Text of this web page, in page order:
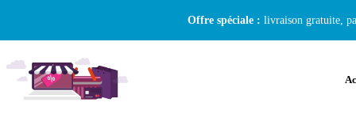
Offre spéciale : livraison gratuite,